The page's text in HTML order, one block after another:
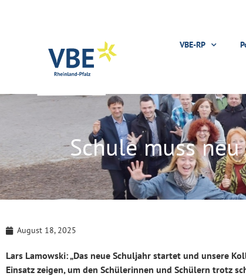
VBE-RP
Schule muss
August 18, 2025
Lars Lamowski: „Das neue Schuljahr startet und unsere
Einsatz zeigen, um den Schülerinnen und Schülern trotz